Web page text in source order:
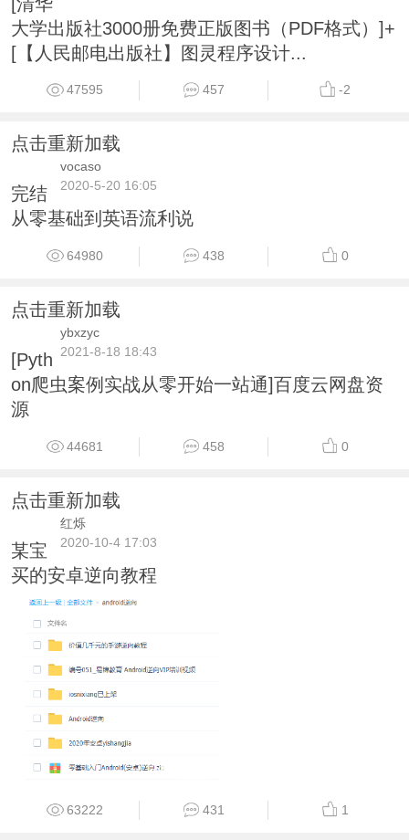
大学出版社3000册免费正版图书（PDF格式）]+
[【人民邮电出版社】图灵程序设计...
47595 457 -2
点击重新加载
vocaso
2020-5-20 16:05
完结
从零基础到英语流利说
64980 438 0
点击重新加载
ybxzyc
2021-8-18 18:43
[Pyth
on爬虫案例实战从零开始一站通]百度云网盘资
源
44681 458 0
点击重新加载
红烁
2020-10-4 17:03
某宝
买的安卓逆向教程
63222 431 1